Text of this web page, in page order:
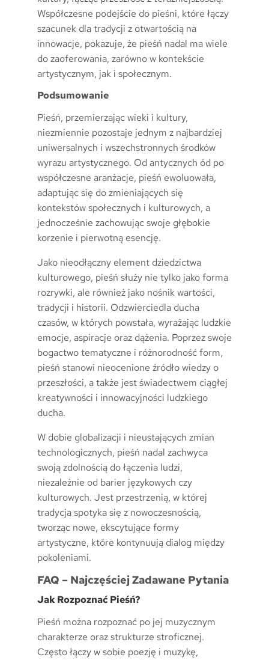
Współczesne podejście do pieśni, które łączy
szacunek dla tradycji z otwartością na
innowacje, pokazuje, że pieśń nadal ma wiele
do zaoferowania, zarówno w kontekście
artystycznym, jak i społecznym.
Podsumowanie
Pieśń, przemierzając wieki i kultury,
niezmiennie pozostaje jednym z najbardziej
uniwersalnych i wszechstronnych środków
wyrazu artystycznego. Od antycznych ód po
współczesne aranżacje, pieśń ewoluowała,
adaptując się do zmieniających się
kontekstów społecznych i kulturowych, a
jednocześnie zachowując swoje głębokie
korzenie i pierwotną esencję.
Jako nieodłączny element dziedzictwa
kulturowego, pieśń służy nie tylko jako forma
rozrywki, ale również jako nośnik wartości,
tradycji i historii. Odzwierciedla ducha
czasów, w których powstała, wyrażając ludzkie
emocje, aspiracje oraz dążenia. Poprzez swoje
bogactwo tematyczne i różnorodność form,
pieśń stanowi nieocenione źródło wiedzy o
przeszłości, a także jest świadectwem ciągłej
kreatywności i innowacyjności ludzkiego
ducha.
W dobie globalizacji i nieustających zmian
technologicznych, pieśń nadal zachwyca
swoją zdolnością do łączenia ludzi,
niezależnie od barier językowych czy
kulturowych. Jest przestrzenią, w której
tradycja spotyka się z nowoczesnością,
tworząc nowe, ekscytujące formy
artystyczne, które kontynuują dialog między
pokoleniami.
FAQ – Najczęściej Zadawane Pytania
Jak Rozpoznać Pieśń?
Pieśń można rozpoznać po jej muzycznym
charakterze oraz strukturze stroficznej.
Często łączy w sobie poezję i muzykę,